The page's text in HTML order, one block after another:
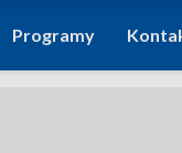
Programy